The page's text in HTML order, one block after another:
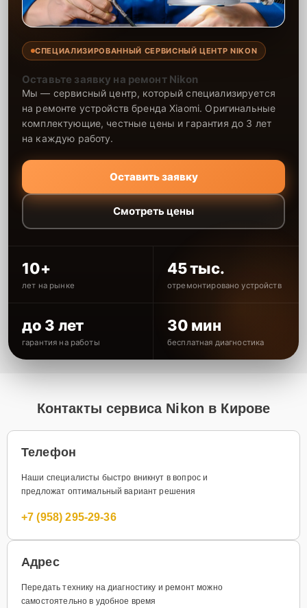
СПЕЦИАЛИЗИРОВАННЫЙ СЕРВИСНЫЙ ЦЕНТР NIKON
Оставьте заявку на ремонт Nikon
Мы — сервисный центр, который специализируется
на ремонте устройств бренда Xiaomi. Оригинальные
комплектующие, честные цены и гарантия до 3 лет
на каждую работу.
Оставить заявку
Смотреть цены
10+
лет на рынке
45 тыс.
отремонтировано устройств
до 3 лет
гарантия на работы
30 мин
бесплатная диагностика
Контакты сервиса Nikon в Кирове
Телефон
Наши специалисты быстро вникнут в вопрос и
предложат оптимальный вариант решения
+7 (958) 295-29-36
Адрес
Передать технику на диагностику и ремонт можно
самостоятельно в удобное время